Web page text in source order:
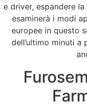
Come
e driver, espandere
esaminerà i modi
europee in questo
dell’ultimo minuti